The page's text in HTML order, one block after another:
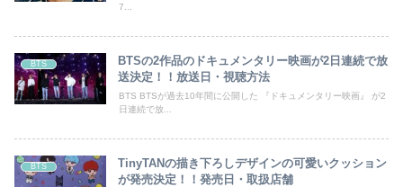
7...
BTS
BTSの2作品のドキュメンタリー映画が2日連続で放
送決定！！放送日・視聴方法
BTS BTSが過去10年間に公開した 『ドキュメンタリー映画』 が2
日連続で放...
BTS
TinyTANの描き下ろしデザインの可愛いクッション
が発売決定！！発売日・取扱店舗